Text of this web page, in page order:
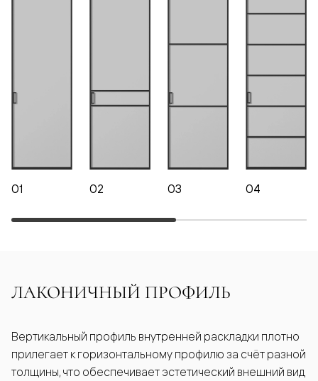
01 02 03 04
ЛАКОНИЧНЫЙ ПРОФИЛЬ
Вертикальный профиль внутренней раскладки плотно
прилегает к горизонтальному профилю за счёт разной
толщины, что обеспечивает эстетический внешний вид